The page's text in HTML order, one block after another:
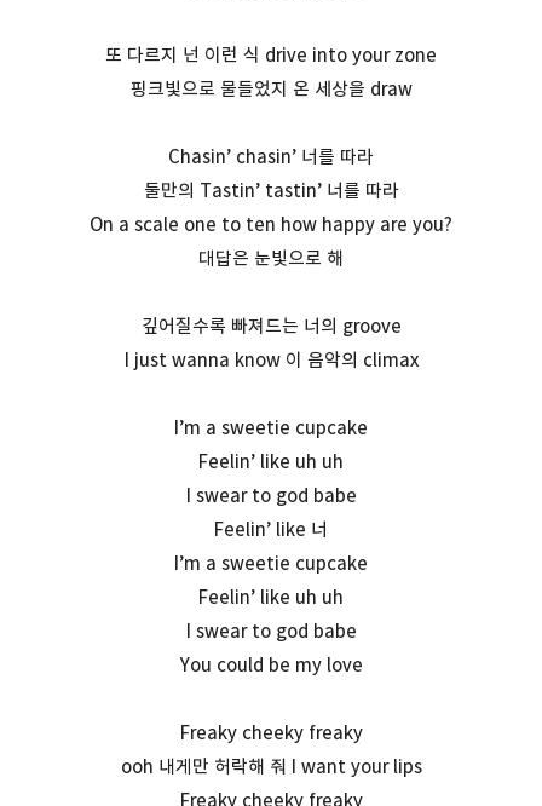
또 다르지 넌 이런 식 drive into your zone
핑크빛으로 물들었지 온 세상을 draw
Chasin’ chasin’ 너를 따라
둘만의 Tastin’ tastin’ 너를 따라
On a scale one to ten how happy are you?
대답은 눈빛으로 해
깊어질수록 빠져드는 너의 groove
I just wanna know 이 음악의 climax
I’m a sweetie cupcake
Feelin’ like uh uh
I swear to god babe
Feelin’ like 너
I’m a sweetie cupcake
Feelin’ like uh uh
I swear to god babe
You could be my love
Freaky cheeky freaky
ooh 내게만 허락해 줘 I want your lips
Freaky cheeky freaky